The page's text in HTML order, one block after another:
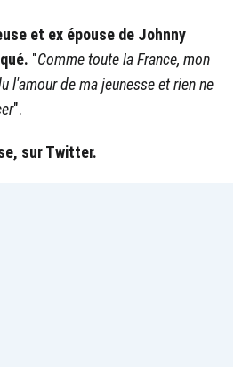
et ex épouse de Johnny
"Comme toute la France, mon
l'amour de ma jeunesse et rien ne
".
sur Twitter.